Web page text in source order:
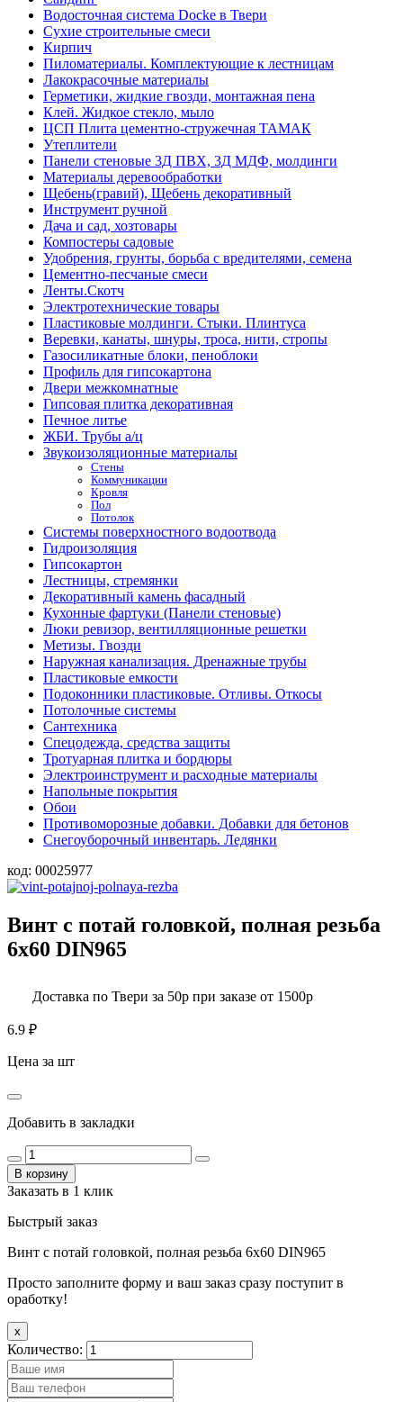
Водосточная система Docke в Твери
Сухие строительные смеси
Кирпич
Пиломатериалы. Комплектующие к лестницам
Лакокрасочные материалы
Герметики, жидкие гвозди, монтажная пена
Клей. Жидкое стекло, мыло
ЦСП Плита цементно-стружечная ТАМАК
Утеплители
Панели стеновые 3Д ПВХ, 3Д МДФ, молдинги
Материалы деревообработки
Щебень(гравий), Щебень декоративный
Инструмент ручной
Дача и сад, хозтовары
Компостеры садовые
Удобрения, грунты, борьба с вредителями, семена
Цементно-песчаные смеси
Ленты.Скотч
Электротехнические товары
Пластиковые молдинги. Стыки. Плинтуса
Веревки, канаты, шнуры, троса, нити, стропы
Газосиликатные блоки, пеноблоки
Профиль для гипсокартона
Двери межкомнатные
Гипсовая плитка декоративная
Печное литье
ЖБИ. Трубы а/ц
Звукоизоляционные материалы
Стены
Коммуникации
Кровля
Пол
Потолок
Системы поверхностного водоотвода
Гидроизоляция
Гипсокартон
Лестницы, стремянки
Декоративный камень фасадный
Кухонные фартуки (Панели стеновые)
Люки ревизор, вентилляционные решетки
Метизы. Гвозди
Наружная канализация. Дренажные трубы
Пластиковые емкости
Подоконники пластиковые. Отливы. Откосы
Потолочные системы
Сантехника
Спецодежда, средства защиты
Тротуарная плитка и бордюры
Электроинструмент и расходные материалы
Напольные покрытия
Обои
Противоморозные добавки. Добавки для бетонов
Снегоуборочный инвентарь. Ледянки
код: 00025977
Винт с потай головкой, полная резьба
6х60 DIN965
Доставка по Твери за 50р при заказе от 1500р
6.9 ₽
Цена за шт
Добавить в закладки
В корзину
Заказать в 1 клик
Быстрый заказ
Винт с потай головкой, полная резьба 6х60 DIN965
Просто заполните форму и ваш заказ сразу поступит в
оработку!
x
Количество: